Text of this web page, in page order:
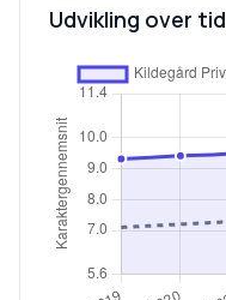
Udvikling over tid